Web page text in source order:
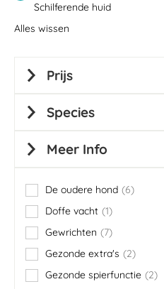
Schilferende huid
Alles wissen
Prijs
Species
Meer Info
De oudere hond 6
items
Doffe vacht 1
item
Gewrichten
7
items
Gezonde extra's
2
items
Gezonde spierfunctie
2
items